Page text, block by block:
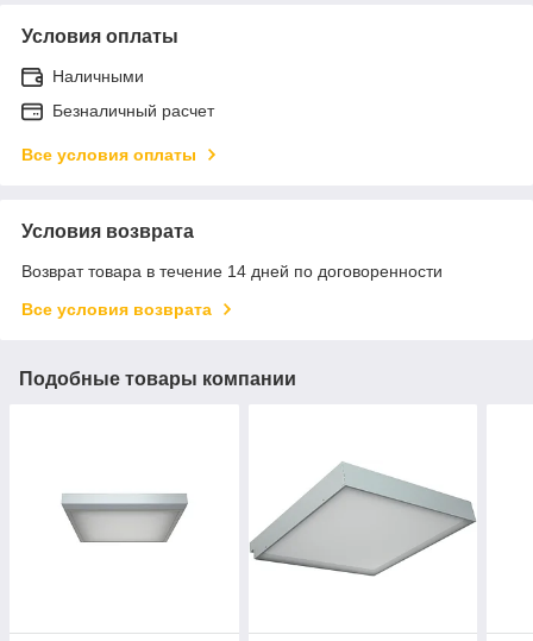
Условия оплаты
Наличными
Безналичный расчет
Все условия оплаты
Условия возврата
Возврат товара в течение 14 дней по договоренности
Все условия возврата
Подобные товары компании